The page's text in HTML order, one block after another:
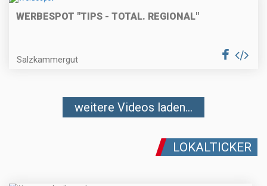
WERBESPOT "TIPS - TOTAL. REGIONAL"
Salzkammergut
weitere Videos laden...
LOKALTICKER